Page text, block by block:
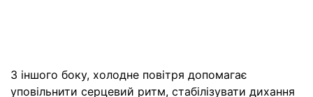
З іншого боку, холодне повітря допомагає
уповільнити серцевий ритм, стабілізувати дихання